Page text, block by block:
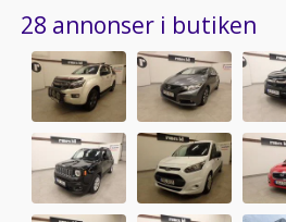
28 annonser i butiken